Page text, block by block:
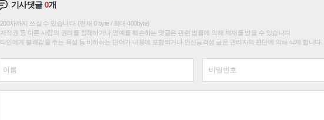
기사댓글0개
200자까지 쓰실 수 있습니다. (현재 0 byte / 최대 400byte)
저작권 등 다른 사람의 권리를 침해하거나 명예를 훼손하는 댓글은 관련 법률에 의해 제재를 받을 수 있습니다.
타인에게 불쾌감을 주는 욕설 등 비하하는 단어가 내용에 포함되거나 인신공격성 글은 관리자의 판단에 의해 삭제 합니다.